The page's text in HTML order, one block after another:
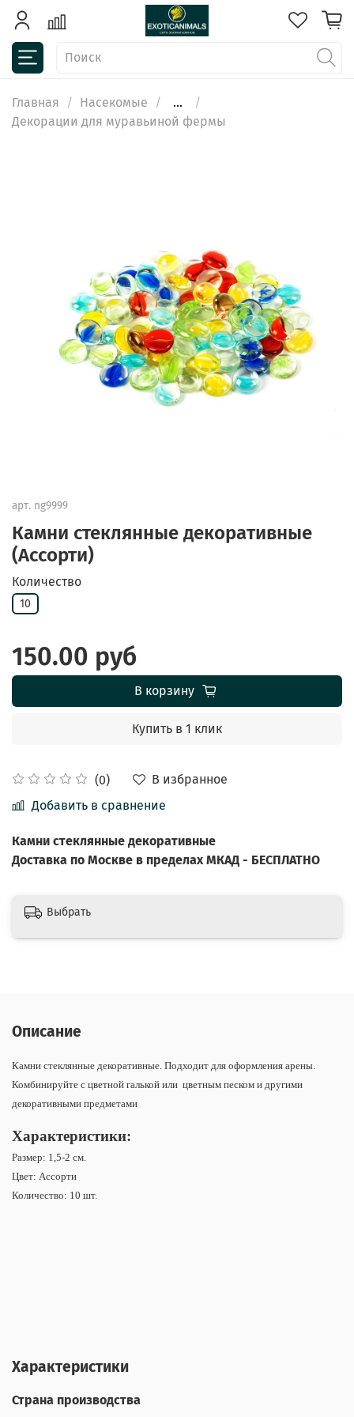
Главная Насекомые
...
Декорации для муравьиной фермы
арт. ng9999
Камни стеклянные декоративные
(Ассорти)
(0)
В избранное
Добавить в сравнение
Количество
10
150.00 руб
В корзину
Купить в 1 клик
Камни стеклянные декоративные
Доставка по Москве в пределах МКАД - БЕСПЛАТНО
Выбрать
Описание
Камни стеклянные декоративные. Подходит для оформления арены.
Комбинируйте с цветной галькой или цветным песком и другими
декоративными предметами
Характеристики:
Размер: 1,5-2 см.
Цвет: Ассорти
Количество: 10 шт.
Характеристики
Страна производства